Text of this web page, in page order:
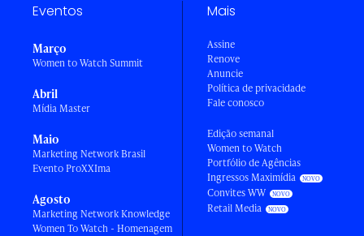
Eventos
Março
Women to Watch Summit
Abril
Mídia Master
Maio
Marketing Network Brasil
Evento ProXXIma
Agosto
Marketing Network Knowledge
Women To Watch - Homenagem
Mais
Assine
Renove
Anuncie
Política de privacidade
Fale conosco
Edição semanal
Women to Watch
Portfólio de Agências
Ingressos Maximídia
Convites WW
Retail Media